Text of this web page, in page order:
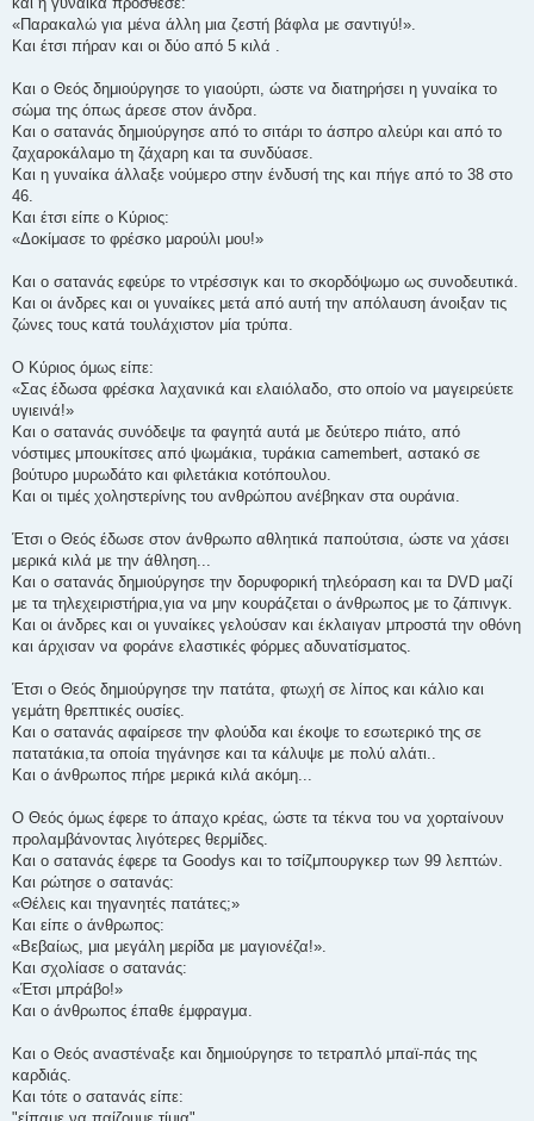
«Παρακαλώ για μένα άλλη μια ζεστή βάφλα με σαντιγύ!».
Και έτσι πήραν και οι δύο από 5 κιλά .
Και ο Θεός δημιούργησε το γιαούρτι, ώστε να διατηρήσει η γυναίκα το
σώμα της όπως άρεσε στον άνδρα.
Και ο σατανάς δημιούργησε από το σιτάρι το άσπρο αλεύρι και από το
ζαχαροκάλαμο τη ζάχαρη και τα συνδύασε.
Και η γυναίκα άλλαξε νούμερο στην ένδυσή της και πήγε από το 38 στο
46.
Και έτσι είπε ο Κύριος:
«Δοκίμασε το φρέσκο μαρούλι μου!»
Και ο σατανάς εφεύρε το ντρέσσιγκ και το σκορδόψωμο ως συνοδευτικά.
Και οι άνδρες και οι γυναίκες μετά από αυτή την απόλαυση άνοιξαν τις
ζώνες τους κατά τουλάχιστον μία τρύπα.
Ο Κύριος όμως είπε:
«Σας έδωσα φρέσκα λαχανικά και ελαιόλαδο, στο οποίο να μαγειρεύετε
υγιεινά!»
Και ο σατανάς συνόδεψε τα φαγητά αυτά με δεύτερο πιάτο, από
νόστιμες μπουκίτσες από ψωμάκια, τυράκια camembert, αστακό σε
βούτυρο μυρωδάτο και φιλετάκια κοτόπουλου.
Και οι τιμές χοληστερίνης του ανθρώπου ανέβηκαν στα ουράνια.
Έτσι ο Θεός έδωσε στον άνθρωπο αθλητικά παπούτσια, ώστε να χάσει
μερικά κιλά με την άθληση...
Και ο σατανάς δημιούργησε την δορυφορική τηλεόραση και τα DVD μαζί
με τα τηλεχειριστήρια,για να μην κουράζεται ο άνθρωπος με το ζάπινγκ.
Και οι άνδρες και οι γυναίκες γελούσαν και έκλαιγαν μπροστά την οθόνη
και άρχισαν να φοράνε ελαστικές φόρμες αδυνατίσματος.
Έτσι ο Θεός δημιούργησε την πατάτα, φτωχή σε λίπος και κάλιο και
γεμάτη θρεπτικές ουσίες.
Και ο σατανάς αφαίρεσε την φλούδα και έκοψε το εσωτερικό της σε
πατατάκια,τα οποία τηγάνησε και τα κάλυψε με πολύ αλάτι..
Και ο άνθρωπος πήρε μερικά κιλά ακόμη...
Ο Θεός όμως έφερε το άπαχο κρέας, ώστε τα τέκνα του να χορταίνουν
προλαμβάνοντας λιγότερες θερμίδες.
Και ο σατανάς έφερε τα Goodys και το τσίζμπουργκερ των 99 λεπτών.
Και ρώτησε ο σατανάς:
«Θέλεις και τηγανητές πατάτες;»
Και είπε ο άνθρωπος:
«Βεβαίως, μια μεγάλη μερίδα με μαγιονέζα!».
Kαι σχολίασε ο σατανάς:
«Έτσι μπράβο!»
Και ο άνθρωπος έπαθε έμφραγμα.
Και ο Θεός αναστέναξε και δημιούργησε το τετραπλό μπαϊ-πάς της
καρδιάς.
Και τότε ο σατανάς είπε: